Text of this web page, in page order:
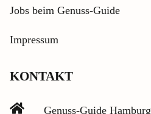
Jobs beim Genuss-Guide
Impressum
KONTAKT
Genuss-Guide Hamburg